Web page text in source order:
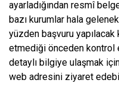
ayarladığından resmî
bazı kurumlar hala
yüzden başvuru
etmediği önceden kontrol
detaylı bilgiye ulaşmak
web adresini ziyaret